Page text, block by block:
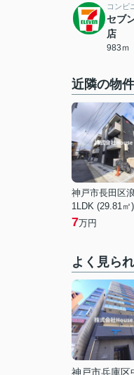
コンビ
セブ
店
983ｍ
近隣の物件
1LDK (29.81㎡)
7万円
よく見ら
神戸市兵庫区